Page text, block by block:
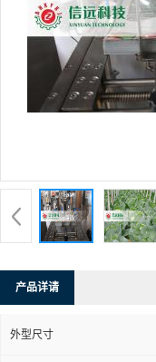
产品详请
外型尺寸